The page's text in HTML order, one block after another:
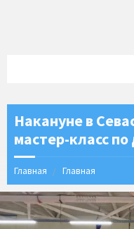
Накануне в
мастер-класс
Главная Главная